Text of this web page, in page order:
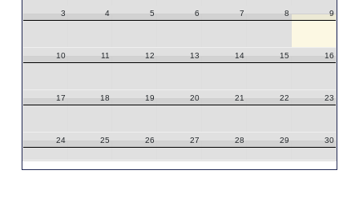
3 4 5 6 7 8 9
10 11 12 13 14 15 16
17 18 19 20 21 22 23
24 25 26 27 28 29 30